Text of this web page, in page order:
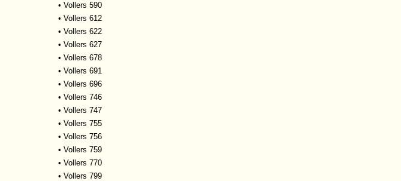
• Vollers 590
• Vollers 612
• Vollers 622
• Vollers 627
• Vollers 678
• Vollers 691
• Vollers 696
• Vollers 746
• Vollers 747
• Vollers 755
• Vollers 756
• Vollers 759
• Vollers 770
• Vollers 799